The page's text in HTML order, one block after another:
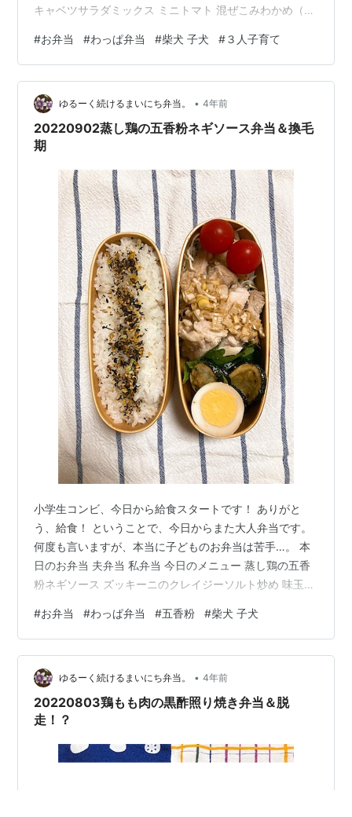
キャベツサラダミックス ミニトマト 混ぜこみわかめ（高
んだネギに熱した油をジュッとかけて、塩＋みりん＋鰹
節で和えたところに茹でた豚肉を投入。 キャベツサラダ
ミックスの上にどかっとのせました。 あとは玉子焼き焼
きました。 今朝の調理は、以上です。 今日のふりかけ、
混ぜこみわかめの高菜は最近ハチ＆ナナの小学生コンビ
のお気に入り。 ちょ…
#お弁当 #わっぱ弁当 #柴犬 子犬 #３人子育て
ゆるーく続けるまいにち弁当。 • 4年前
20220902蒸し鶏の五香粉ネギソース弁当＆換毛
期
小学生コンビ、今日から給食スタートです！ ありがと
う、給食！ ということで、今日からまた大人弁当です。
何度も言いますが、本当に子どものお弁当は苦手…。 本
日のお弁当 夫弁当 私弁当 今日のメニュー 蒸し鶏の五香
粉ネギソース ズッキーニのクレイジーソルト炒め 味玉
今朝のお弁当作り 鶏もも肉をフォークでブシブシ穴あけ
て、耐熱容器に入れて酒をふりかけて蓋をしてビストロ
のオートメニュー棒棒鶏で蒸し鶏にしました。 待ってい
る間に長ネギ切って、熱した油をジュッとかけて塩と五
香粉まぜました。 油を熱しただけのフライパンでズッキ
ーニ炒めました。 味付…
#お弁当 #わっぱ弁当 #五香粉 #柴犬 子犬
ゆるーく続けるまいにち弁当。 • 4年前
20220803鶏もも肉の黒酢照り焼き弁当＆脱
走！？